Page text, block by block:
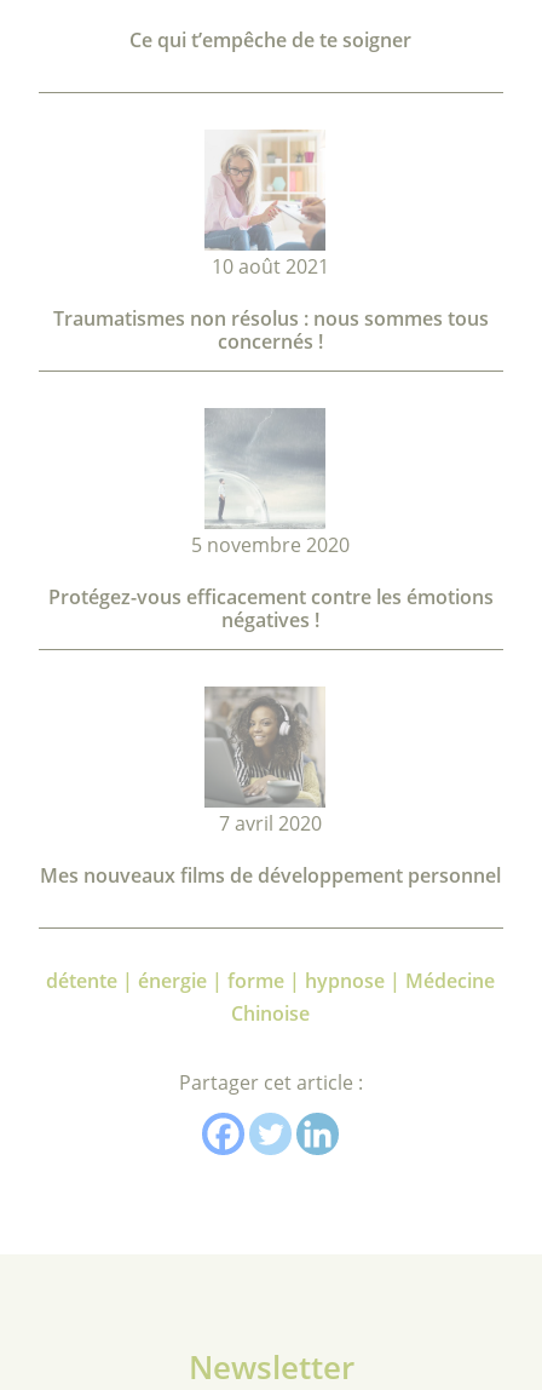
Ce qui t’empêche de te soigner
10 août 2021
Traumatismes non résolus : nous sommes tous
concernés !
5 novembre 2020
Protégez-vous efficacement contre les émotions
négatives !
7 avril 2020
Mes nouveaux films de développement personnel
détente | énergie | forme | hypnose | Médecine
Chinoise
Partager cet article :
Newsletter